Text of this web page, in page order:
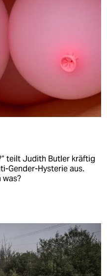
teilt Judith Butler kräftig
Gender-Hysterie aus.
was?